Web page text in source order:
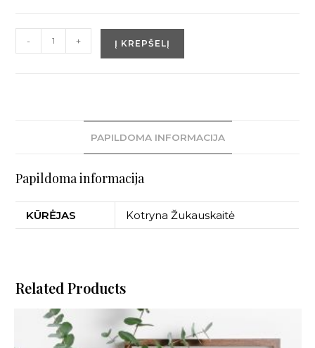
- + Į KREPŠELĮ
PAPILDOMA INFORMACIJA
Papildoma informacija
KŪRĖJAS Kotryna Žukauskaitė
Related Products